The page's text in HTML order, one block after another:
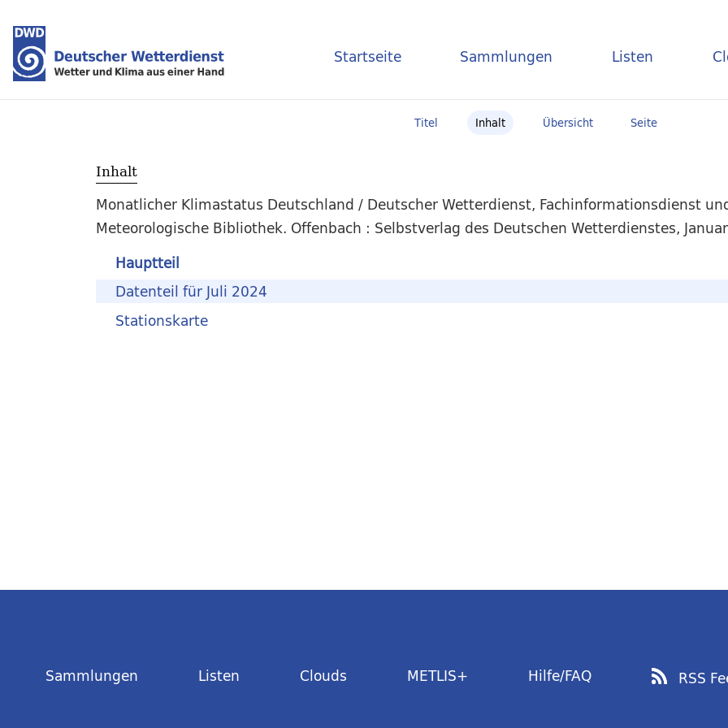
Startseite Sammlungen Listen
Titel Inhalt Übersicht Seite
Inhalt
Monatlicher Klimastatus Deutschland / Deutscher Wetterdienst, Fachinformationsdienst
Meteorologische Bibliothek. Offenbach : Selbstverlag des Deutschen Wetterdienstes,
Hauptteil
Datenteil für Juli 2024
Stationskarte
Sammlungen Listen Clouds METLIS+ Hilfe/FAQ RSS